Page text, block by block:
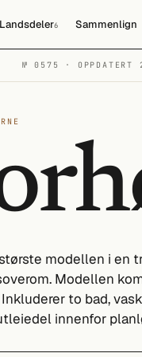
Landsdeler6 Sammenlign
№ 0575 · OPPDATERT
modellen i en
Modellen
to bad,
innenfor